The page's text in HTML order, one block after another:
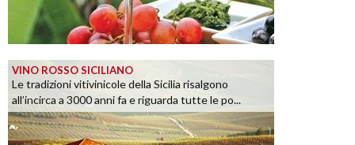
VINO ROSSO SICILIANO
Le tradizioni vitivinicole della Sicilia risalgono
all’incirca a 3000 anni fa e riguarda tutte le po...